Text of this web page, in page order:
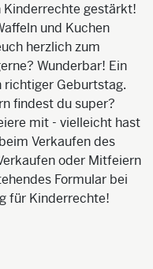
Kinderrechte gestärkt!
und Kuchen
herzlich zum
Wunderbar! Ein
richtiger Geburtstag.
findest du super?
mit - vielleicht hast
Verkaufen des
oder Mitfeiern
Formular bei
für Kinderrechte!